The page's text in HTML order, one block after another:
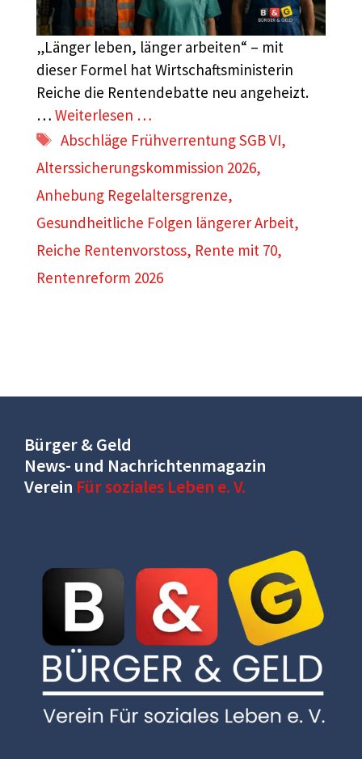
„Länger leben, länger arbeiten“ – mit
dieser Formel hat Wirtschaftsministerin
Reiche die Rentendebatte neu angeheizt.
… Weiterlesen …
Schlagwörter
Abschläge Frühverrentung SGB VI,
Alterssicherungskommission 2026,
Anhebung Regelaltersgrenze,
Gesundheitliche Folgen längerer Arbeit,
Reiche Rentenvorstoss, Rente mit 70,
Rentenreform 2026
Bürger & Geld
News- und Nachrichtenmagazin
Verein Für soziales Leben e. V.